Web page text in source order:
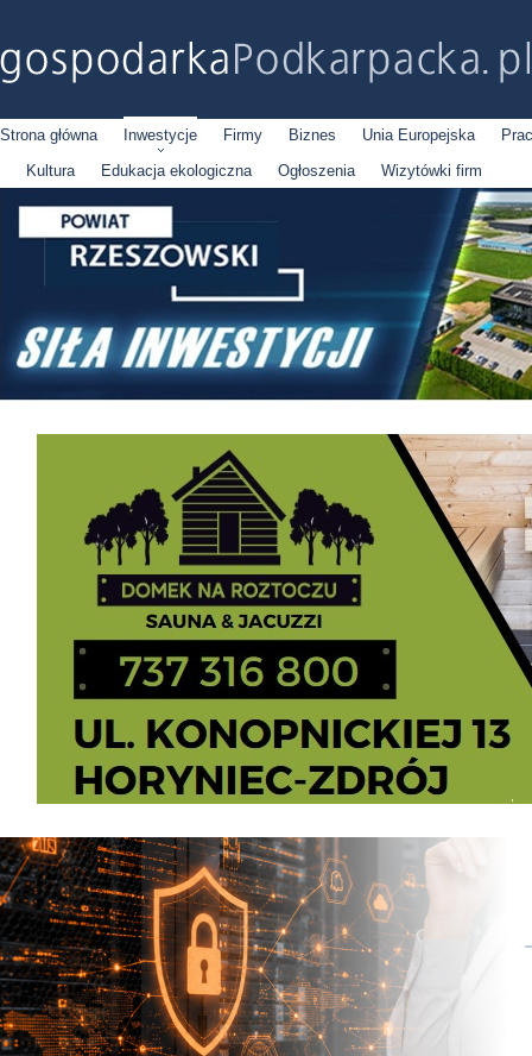
Strona główna Inwestycje Firmy Biznes Unia Europejska
Kultura
Edukacja ekologiczna Ogłoszenia Wizytówki firm